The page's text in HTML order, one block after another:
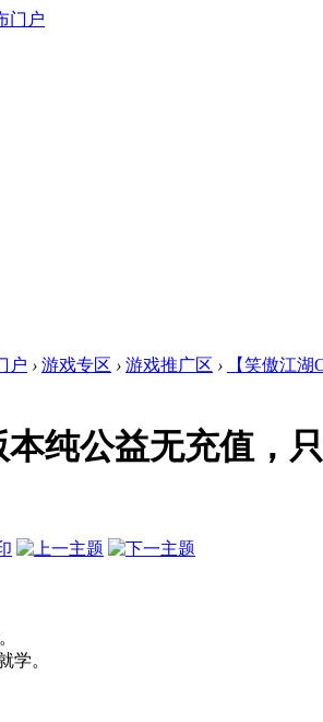
户 › 游戏专区 › 游戏推广区 › 【笑傲江
本纯公益无充值，
学。